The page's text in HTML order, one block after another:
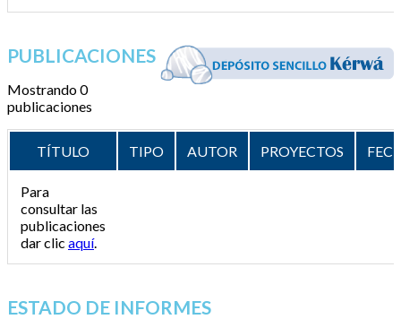
PUBLICACIONES
Mostrando 0
publicaciones
TÍTULO TIPO AUTOR PROYECTOS
Para
consultar las
publicaciones
dar clic aquí.
ESTADO DE INFORMES